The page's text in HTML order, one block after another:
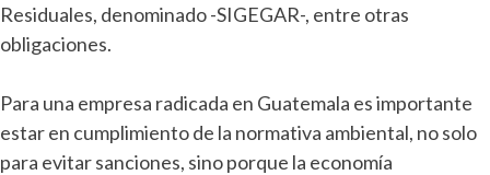
Residuales, denominado -SIGEGAR-, entre otras
obligaciones.
Para una empresa radicada en Guatemala es importante
estar en cumplimiento de la normativa ambiental, no solo
para evitar sanciones, sino porque la economía